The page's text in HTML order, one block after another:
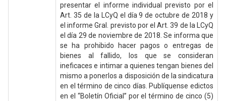
presentar el informe individual previsto por el
Art. 35 de la LCyQ el día 9 de octubre de 2018 y
el informe Gral. previsto por el Art. 39 de la LCyQ
el día 29 de noviembre de 2018. Se informa que
se ha prohibido hacer pagos o entregas de
bienes al fallido, los que se consideran
ineficaces e intimar a quienes tengan bienes del
mismo a ponerlos a disposición de la sindicatura
en el término de cinco días. Publíquense edictos
en el “Boletín Oficial” por el término de cinco (5)